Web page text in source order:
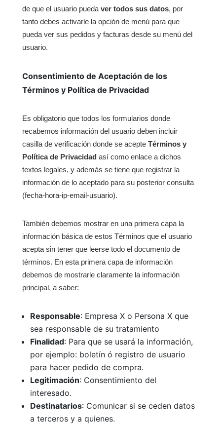
de que el usuario pueda ver todos sus datos, por
tanto debes activarle la opción de menú para que
pueda ver sus pedidos y facturas desde su menú del
usuario.
Consentimiento de Aceptación de los
Términos y Política de Privacidad
Es obligatorio que todos los formularios donde
recabemos información del usuario deben incluir
casilla de verificación donde se acepte Términos y
Política de Privacidad así como enlace a dichos
textos legales, y además se tiene que registrar la
información de lo aceptado para su posterior consulta
(fecha-hora-ip-email-usuario).
También debemos mostrar en una primera capa la
información básica de estos Términos que el usuario
acepta sin tener que leerse todo el documento de
términos. En esta primera capa de información
debemos de mostrarle claramente la información
principal, a saber:
Responsable: Empresa X o Persona X que
sea responsable de su tratamiento
Finalidad: Para que se usará la información,
por ejemplo: boletín ó registro de usuario
para hacer pedido de compra.
Legitimación: Consentimiento del
interesado.
Destinatarios: Comunicar si se ceden datos
a terceros y a quienes.